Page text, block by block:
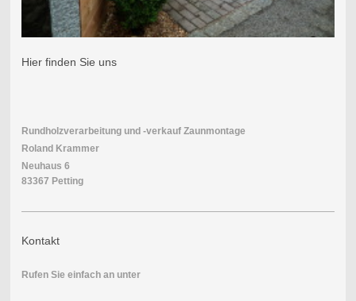
Hier finden Sie uns
Rundholzverarbeitung und -verkauf Zaunmontage
Roland Krammer
Neuhaus 6
83367 Petting
Kontakt
Rufen Sie einfach an unter